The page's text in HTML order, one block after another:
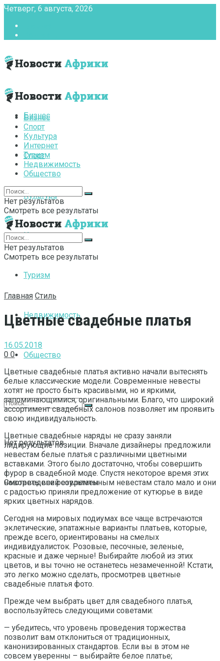
Четверг, 6 августа, 2026
Бизнес
Спорт
Культура
Интернет
Туризм
Недвижимость
Общество
Нет результатов
Смотреть все результаты
Бизнес
Спорт
Культура
Интернет
Туризм
Недвижимость
Общество
Нет результатов
Смотреть все результаты
Нет результатов
Смотреть все результаты
Главная Стиль
Цветные свадебные платья
16.05.2018
0 0
Цветные свадебные платья активно начали вытеснять
белые классические модели. Современные невесты
хотят не просто быть красивыми, но и яркими,
запоминающимися, оригинальными. Благо, что широкий
ассортимент свадебных салонов позволяет им проявить
свою индивидуальность.
Цветные свадебные наряды не сразу заняли
лидирующие позиции. Вначале дизайнеры предложили
невестам белые платья с различными цветными
вставками. Этого было достаточно, чтобы совершить
фурор в свадебной моде. Спустя некоторое время этих
нововведений современным невестам стало мало и они
с радостью приняли предложение от кутюрье в виде
ярких цветных нарядов.
Сегодня на мировых подиумах все чаще встречаются
эклетические, эпатажные варианты платьев, которые,
прежде всего, ориентированы на смелых
индивидуалисток. Розовые, песочные, зеленые,
красные и даже черные! Выбирайте любой из этих
цветов, и вы точно не останетесь незамеченной! Кстати,
это легко можно сделать, просмотрев цветные
свадебные платья фото.
Прежде чем выбрать цвет для свадебного платья,
воспользуйтесь следующими советами:
— убедитесь, что уровень проведения торжества
позволит вам отклониться от традиционных,
канонизированных стандартов. Если вы в этом не
совсем уверенны – выбирайте белое платье;